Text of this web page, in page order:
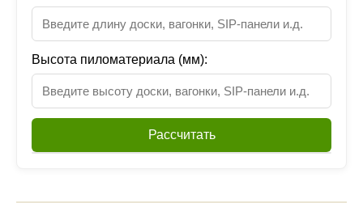
Высота пиломатериала (мм):
Рассчитать